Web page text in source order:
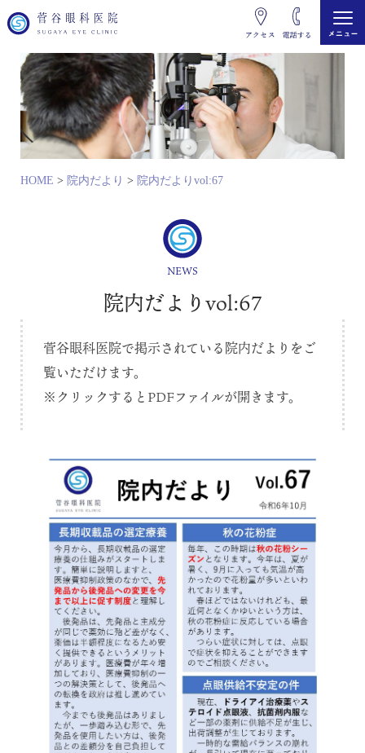
HOME > 院内だより > 院内だよりvol:67
NEWS
院内だよりvol:67
菅谷眼科医院で掲示されている院内だよりをご
覧いただけます。
※クリックするとPDFファイルが開きます。